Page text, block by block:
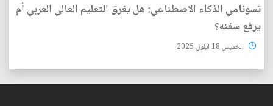
تسونامي الذكاء الاصطناعي: هل يغرق التعليم العالي العربي أم
يرفع سفنه؟
الخميس 18 ايلول 2025